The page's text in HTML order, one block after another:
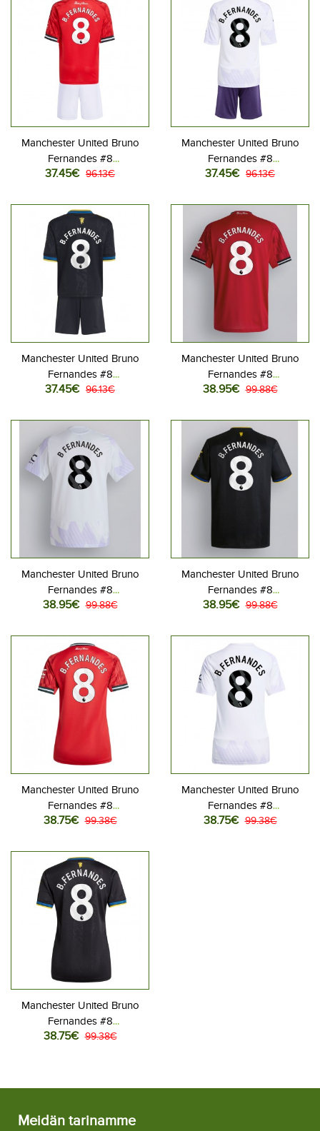
Manchester United Bruno
Fernandes #8
Jalkapallovaatteet Lasten
Lyhythihainen (+ Lyhyet
housut)
37.45€ 96.13€
Manchester United Bruno
Fernandes #8
Jalkapallovaatteet Lasten
Lyhythihainen (+ Lyhyet
housut)
37.45€ 96.13€
Manchester United Bruno
Fernandes #8
Jalkapallovaatteet Lasten
Lyhythihainen (+ Lyhyet
housut)
37.45€ 96.13€
Manchester United Bruno
Fernandes #8
Jalkapallovaatteet Kotipaita
38.95€ 99.88€
Manchester United Bruno
Fernandes #8
Jalkapallovaatteet Vieraspaita
38.95€ 99.88€
Manchester United Bruno
Fernandes #8
Jalkapallovaatteet
Lyhythihainen
38.95€ 99.88€
Manchester United Bruno
Fernandes #8
Jalkapallovaatteet Naisten
Lyhythihainen
38.75€ 99.38€
Manchester United Bruno
Fernandes #8
Jalkapallovaatteet Naisten
38.75€ 99.38€
Manchester United Bruno
Fernandes #8
Jalkapallovaatteet Naisten
38.75€ 99.38€
Meidän tarinamme